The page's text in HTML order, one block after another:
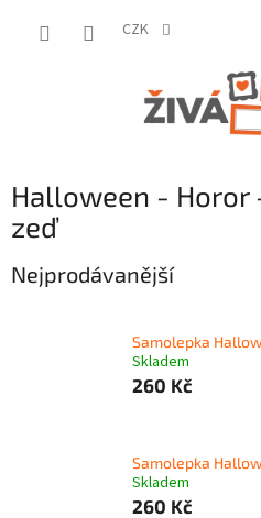
CZK
Halloween - Horor
zeď
Nejprodávanější
Samolepka
Skladem
260 Kč
Samolepka
Skladem
260 Kč